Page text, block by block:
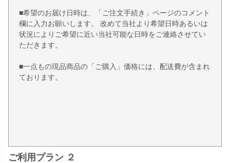
■希望のお届け日時は、「ご注文手続き」ページのコメント
欄に入力お願いします。 改めて当社より希望日時あるいは
状況によりご希望に近い当社可能な日時をご連絡させてい
ただきます。
■一点もの現品商品の「ご購入」価格には、配送費が含まれ
ております。
ご利用プラン ２